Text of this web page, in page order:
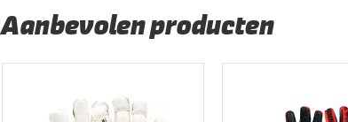
Aanbevolen producten